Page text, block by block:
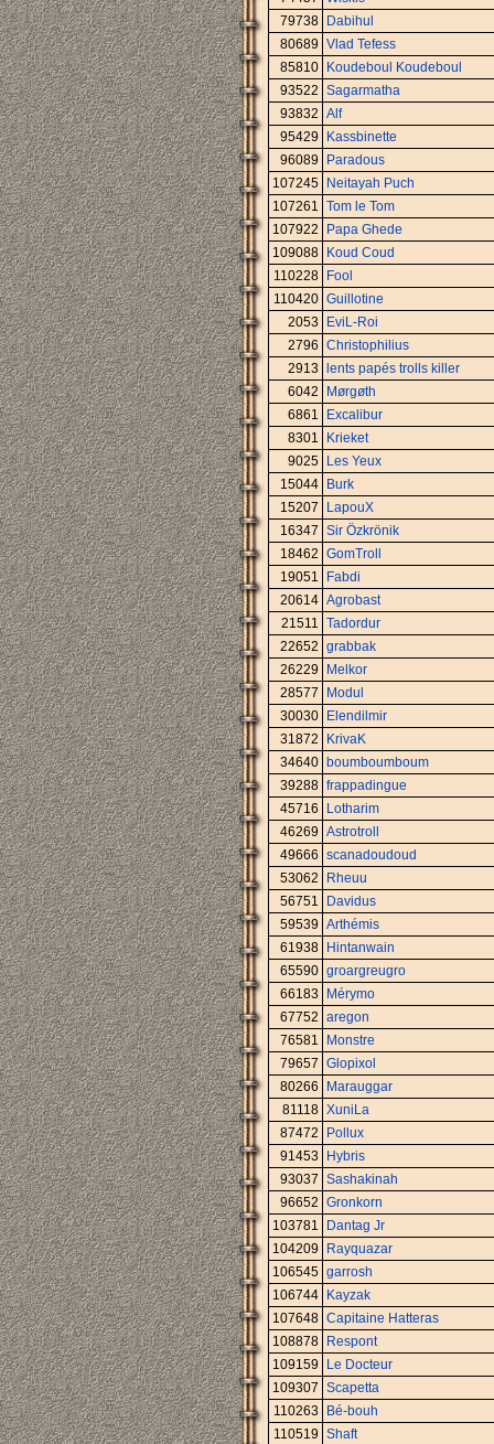
79738
Dabihul
80689 Vlad Tefess
85810
Koudeboul Koudeboul
93522 Sagarmatha
93832 Alf
95429
Kassbinette
96089
Paradous
107245
Neitayah Puch
107261 Tom le Tom
107922
Papa Ghede
109088
Koud Coud
110228
Fool
110420 Guillotine
2053
EviL-Roi
2796 Christophilius
2913
lents papés trolls killer
6042
Mørgøth
6861
Excalibur
8301
Krieket
9025
Les Yeux
15044
Burk
15207
LapouX
16347 Sir Özkrönik
18462 GomTroll
19051
Fabdi
20614 Agrobast
21511 Tadordur
22652 grabbak
26229
Melkor
28577
Modul
30030
Elendilmir
31872
KrivaK
34640 boumboumboum
39288 frappadingue
45716
Lotharim
46269 Astrotroll
49666 scanadoudoud
53062
Rheuu
56751
Davidus
59539 Arthémis
61938
Hintanwain
65590 groargreugro
66183
Mérymo
67752 aregon
76581
Monstre
79657 Glopixol
80266
Marauggar
81118 XuniLa
87472
Pollux
91453
Hybris
93037 Sashakinah
96652 Gronkorn
103781
Dantag Jr
104209
Rayquazar
106545 garrosh
106744
Kayzak
107648 Capitaine Hatteras
108878
Respont
109159
Le Docteur
109307 Scapetta
110263
Bé-bouh
110519 Shaft